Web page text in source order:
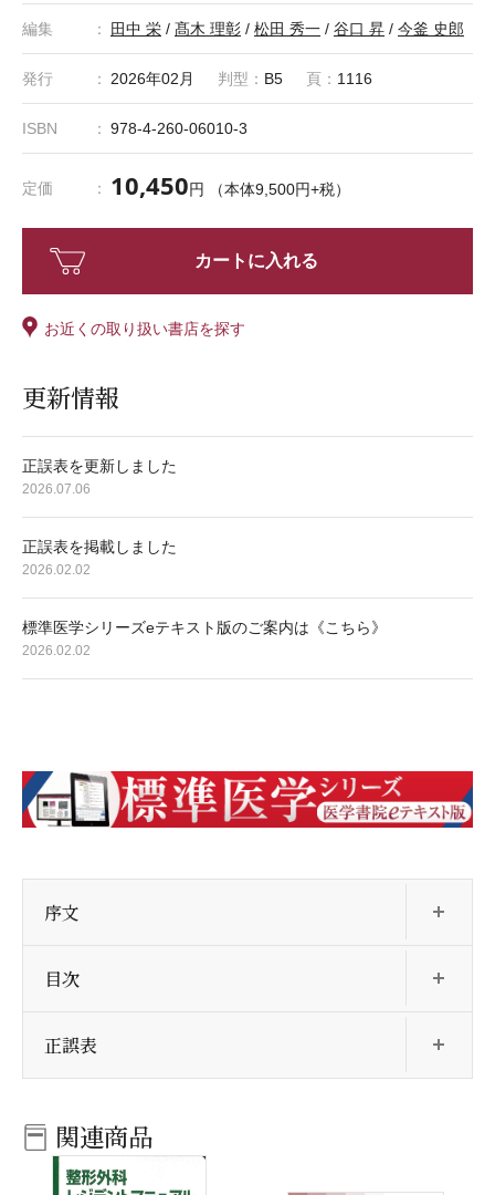
編集 田中 栄 / 髙木 理彰 / 松田 秀一 / 谷口 昇 / 今釜 史郎
発行 2026年02月 判型： B5 頁： 1116
ISBN 978-4-260-06010-3
定価 10,450円 （本体9,500円+税）
カートに入れる
お近くの取り扱い書店を探す
更新情報
正誤表を更新しました
2026.07.06
正誤表を掲載しました
2026.02.02
標準医学シリーズeテキスト版のご案内は《こちら》
2026.02.02
序文
目次
正誤表
関連商品